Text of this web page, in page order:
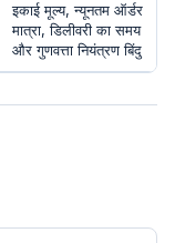
इकाई मूल्य, न्यूनतम ऑर्डर
मात्रा, डिलीवरी का समय
और गुणवत्ता नियंत्रण बिंदु